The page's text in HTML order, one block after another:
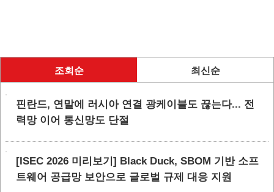
조회순 최신순
핀란드, 연말에 러시아 연결 광케이블도 끊는다... 전
력망 이어 통신망도 단절
[ISEC 2026 미리보기] Black Duck, SBOM 기반 소프
트웨어 공급망 보안으로 글로벌 규제 대응 지원